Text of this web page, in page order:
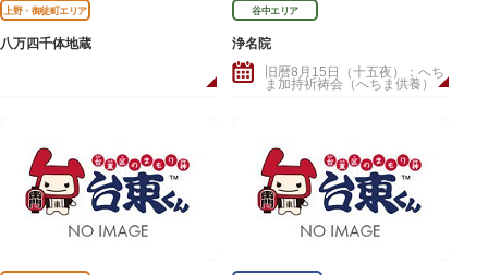
上野・御徒町エリア
八万四千体地蔵
谷中エリア
浄名院
旧暦8月15日（十五夜）：へち
ま加持祈祷会（へちま供養）